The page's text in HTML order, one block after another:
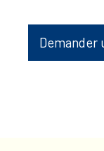
Demander